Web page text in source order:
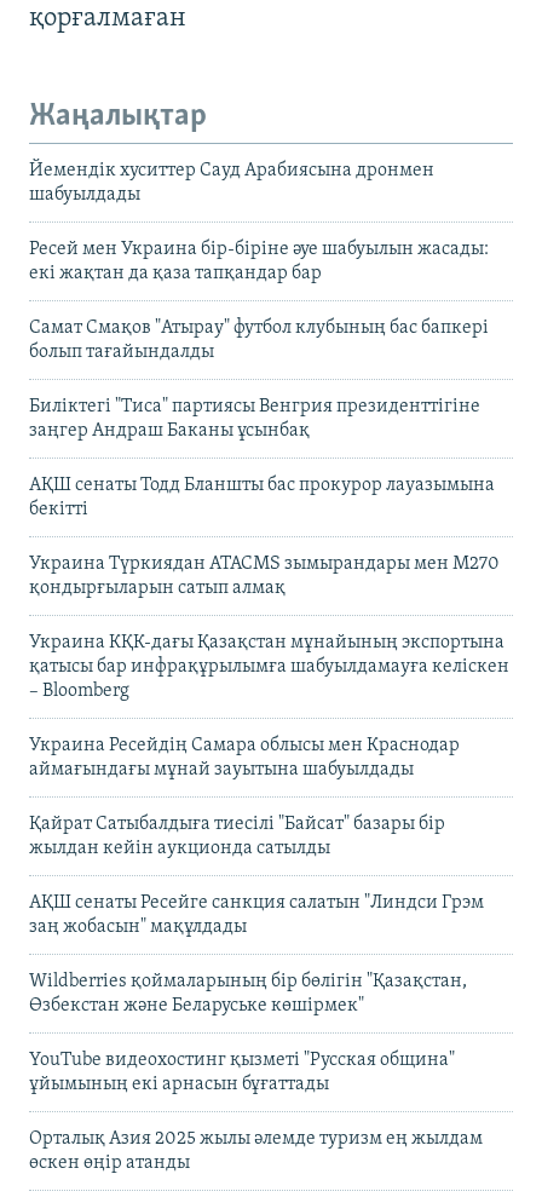
қорғалмаған
Жаңалықтар
Йемендік хуситтер Сауд Арабиясына дронмен
шабуылдады
Ресей мен Украина бір-біріне әуе шабуылын жасады:
екі жақтан да қаза тапқандар бар
Самат Смақов "Атырау" футбол клубының бас бапкері
болып тағайындалды
Биліктегі "Тиса" партиясы Венгрия президенттігіне
заңгер Андраш Баканы ұсынбақ
АҚШ сенаты Тодд Бланшты бас прокурор лауазымына
бекітті
Украина Түркиядан ATACMS зымырандары мен M270
қондырғыларын сатып алмақ
Украина КҚК-дағы Қазақстан мұнайының экспортына
қатысы бар инфрақұрылымға шабуылдамауға келіскен
– Bloomberg
Украина Ресейдің Самара облысы мен Краснодар
аймағындағы мұнай зауытына шабуылдады
Қайрат Сатыбалдыға тиесілі "Байсат" базары бір
жылдан кейін аукционда сатылды
АҚШ сенаты Ресейге санкция салатын "Линдси Грэм
заң жобасын" мақұлдады
Wildberries қоймаларының бір бөлігін "Қазақстан,
Өзбекстан және Беларуське көшірмек"
YouTube видеохостинг қызметі "Русская община"
ұйымының екі арнасын бұғаттады
Орталық Азия 2025 жылы әлемде туризм ең жылдам
өскен өңір атанды